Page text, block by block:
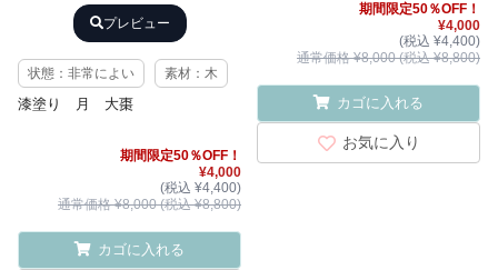
プレビュー
状態：非常によい 素材：木
漆塗り 月 大棗
期間限定50％OFF！
¥4,000
(税込 ¥4,400)
通常価格 ¥8,000 (税込 ¥8,800)
カゴに入れる
期間限定50％OFF！
¥4,000
(税込 ¥4,400)
通常価格 ¥8,000 (税込 ¥8,800)
カゴに入れる
お気に入り